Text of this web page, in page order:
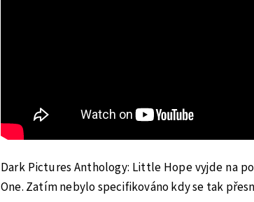
Dark Pictures Anthology: Little Hope vyjde na
One. Zatím nebylo specifikováno kdy se tak